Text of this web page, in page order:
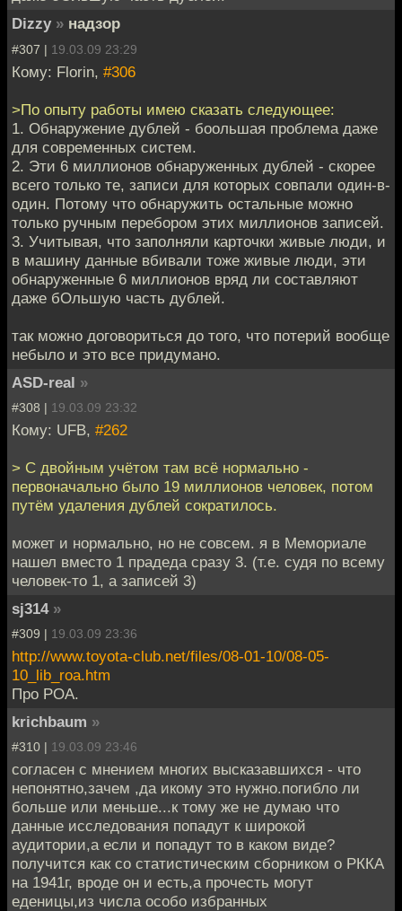
Dizzy » надзор
#307 | 19.03.09 23:29
Кому: Florin, #306
>По опыту работы имею сказать следующее:
1. Обнаружение дублей - боольшая проблема даже
для современных систем.
2. Эти 6 миллионов обнаруженных дублей - скорее
всего только те, записи для которых совпали один-в-
один. Потому что обнаружить остальные можно
только ручным перебором этих миллионов записей.
3. Учитывая, что заполняли карточки живые люди, и
в машину данные вбивали тоже живые люди, эти
обнаруженные 6 миллионов вряд ли составляют
даже бОльшую часть дублей.
так можно договориться до того, что потерий вообще
небыло и это все придумано.
ASD-real »
#308 | 19.03.09 23:32
Кому: UFB, #262
> С двойным учётом там всё нормально -
первоначально было 19 миллионов человек, потом
путём удаления дублей сократилось.
может и нормально, но не совсем. я в Мемориале
нашел вместо 1 прадеда сразу 3. (т.е. судя по всему
человек-то 1, а записей 3)
sj314 »
#309 | 19.03.09 23:36
http://www.toyota-club.net/files/08-01-10/08-05-
10_lib_roa.htm
Про РОА.
krichbaum »
#310 | 19.03.09 23:46
согласен с мнением многих высказавшихся - что
непонятно,зачем ,да икому это нужно.погибло ли
больше или меньше...к тому же не думаю что
данные исследования попадут к широкой
аудитории,а если и попадут то в каком виде?
получится как со статистическим сборником о РККА
на 1941г, вроде он и есть,а прочесть могут
еденицы,из числа особо избранных